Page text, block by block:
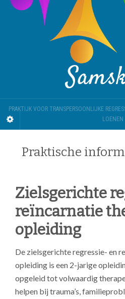
PRAKTIJK VOOR TRANSPERSOONLIJKE
LOENEN
Praktische
Zielsgerichte
reïncarnatie
opleiding
De zielsgerichte regressie- en
opleiding is een 2-jarige
opgeleid tot volwaardig
helpen bij trauma’s,